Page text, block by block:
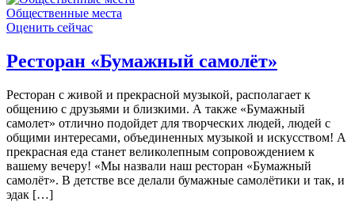
Общественные места
Оценить сейчас
Ресторан «Бумажный самолёт»
Ресторан с живой и прекрасной музыкой, располагает к
общению с друзьями и близкими. А также «Бумажный
самолет» отлично подойдет для творческих людей, людей с
общими интересами, объединенных музыкой и искусством! А
прекрасная еда станет великолепным сопровождением к
вашему вечеру! «Мы назвали наш ресторан «Бумажный
самолёт». В детстве все делали бумажные самолётики и так, и
эдак […]